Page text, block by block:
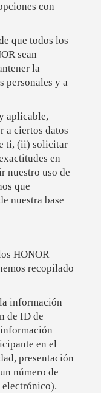
con
que todos los
sean
la
personales y a
aplicable,
a ciertos datos
ti, (ii) solicitar
en
nuestro uso de
que
nuestra base
HONOR
recopilado
información
de ID de
en el
presentación
número de